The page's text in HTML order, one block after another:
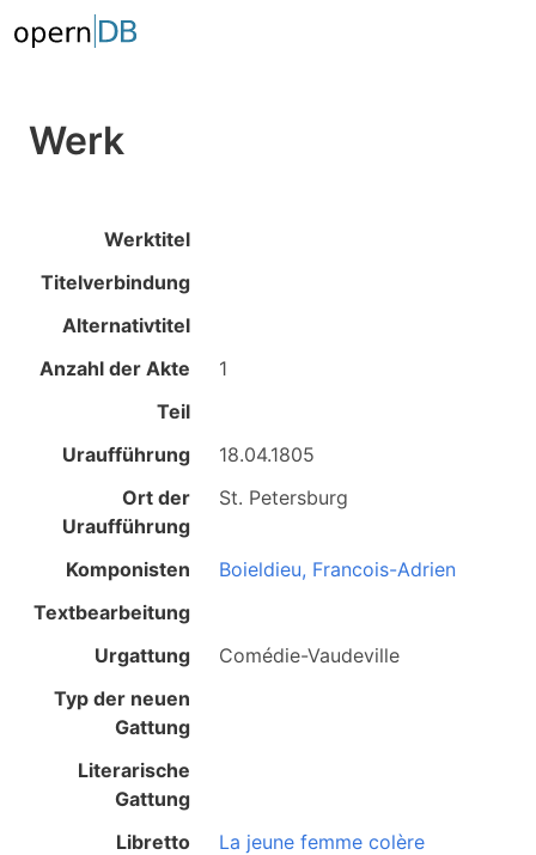
Werk
Werktitel
Titelverbindung
Alternativtitel
Anzahl der Akte
1
Teil
Uraufführung
18.04.1805
Ort der
Uraufführung
St. Petersburg
Komponisten
Boieldieu, Francois-Adrien
Textbearbeitung
Urgattung
Comédie-Vaudeville
Typ der neuen
Gattung
Literarische
Gattung
Libretto
La jeune femme colère